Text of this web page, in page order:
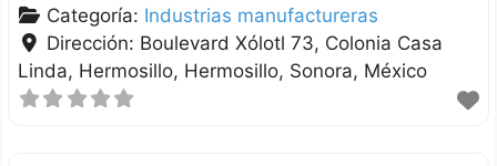
Categoría: Industrias manufactureras
Dirección: Boulevard Xólotl 73, Colonia Casa
Linda, Hermosillo Hermosillo Sonora México